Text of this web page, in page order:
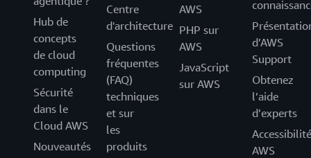
Hub de
concepts
de cloud
computing
Sécurité
dans le
Cloud AWS
Nouveautés
Centre
d'architecture
Questions
fréquentes
(FAQ)
techniques
et sur
les
produits
AWS
PHP sur
AWS
JavaScript
sur AWS
d’AWS
Support
Obtenez
l’aide
d’experts
Accessibilité
AWS